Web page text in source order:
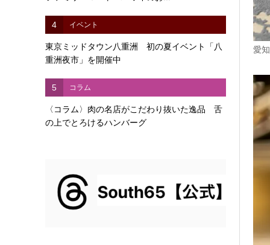
愛
4 イベント
東京ミッドタウン八重洲 初の夏イベント「八
重洲夜市」を開催中
5 コラム
〈コラム〉肉の名店がこだわり抜いた逸品 舌
の上でとろけるハンバーグ